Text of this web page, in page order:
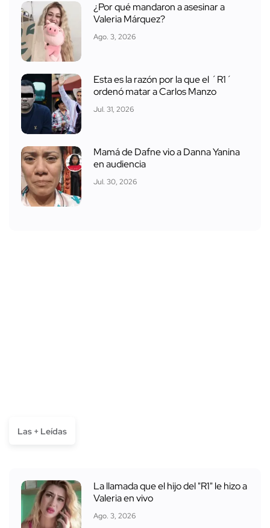
¿Por qué mandaron a asesinar a
Valeria Márquez?
Ago. 3, 2026
Esta es la razón por la que el ´R1´
ordenó matar a Carlos Manzo
Jul. 31, 2026
Mamá de Dafne vio a Danna Yanina
en audiencia
Jul. 30, 2026
Las + Leídas
La llamada que el hijo del "R1" le hizo a
Valeria en vivo
Ago. 3, 2026